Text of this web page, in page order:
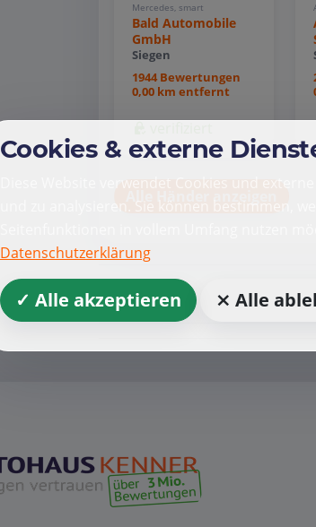
Mercedes, smart
Bald Automobile
GmbH
Siegen
1944 Bewertungen
0,00 km entfernt
Alle Händer anzeigen
Cookies & externe
Diese Website verwendet Cookies und
und zu analysieren. Sie können bestimmen,
Datenschutzerklärung
✓ Alle akzeptieren ⨯ Alle